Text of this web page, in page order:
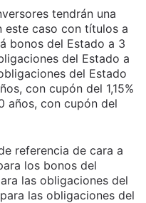
tendrán una
este caso con títulos a
bonos del Estado a 3
del Estado a
del Estado
con cupón del 1,15%
años, con cupón del
referencia de cara a
los bonos del
las obligaciones del
las obligaciones del